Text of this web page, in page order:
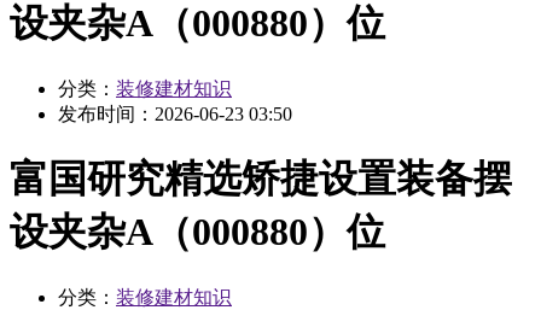
设夹杂A（000880）位
分类： 装修建材知识
发布时间： 2026-06-23 03:50
富国研究精选矫捷设置装备摆
设夹杂A（000880）位
分类： 装修建材知识